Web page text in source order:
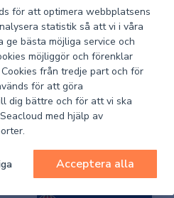
för att optimera webbplatsens
statistik så att vi i våra
ge bästa möjliga service och
möjliggör och förenklar
från tredje part och för
för att göra
dig bättre och för att vi ska
med hjälp av
Acceptera alla
10kg
508,44 kr